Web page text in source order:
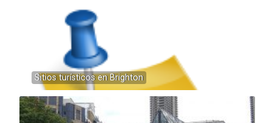
Sitios turísticos en Brighton